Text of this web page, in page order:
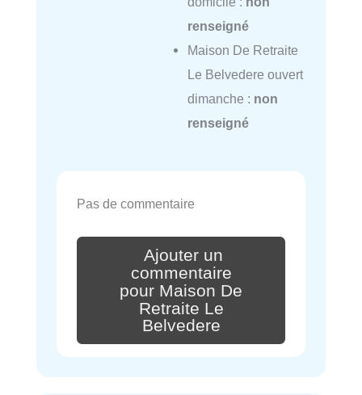
renseigné
Maison De Retraite
Le Belvedere ouvert
dimanche : non
renseigné
Pas de commentaire
Ajouter un
commentaire
pour Maison De
Retraite Le
Belvedere